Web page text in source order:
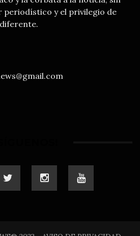
periodístico y el privilegio de